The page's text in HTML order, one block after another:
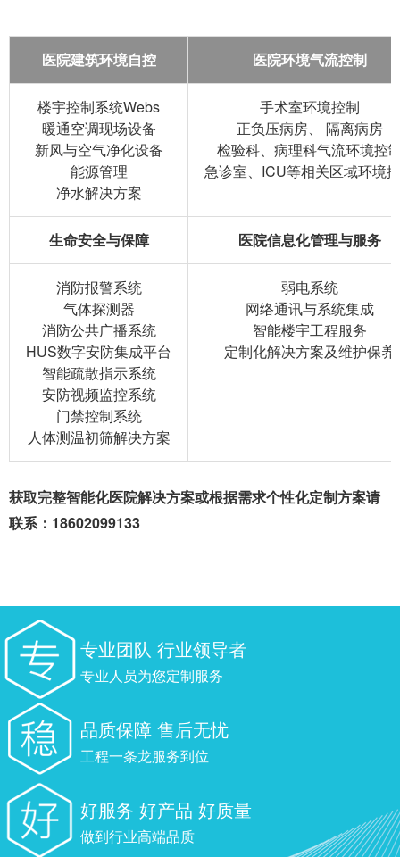
医院建筑环境自控 医院环境气流控制
楼宇控制系统Webs
暖通空调现场设备
新风与空气净化设备
能源管理
净水解决方案
手术室环境控制
正负压病房、 隔离病房
检验科、病理科气流环境控
急诊室、ICU等相关区域环境
生命安全与保障 医院信息化管理与服务
消防报警系统
气体探测器
消防公共广播系统
HUS数字安防集成平台
智能疏散指示系统
安防视频监控系统
门禁控制系统
人体测温初筛解决方案
弱电系统
网络通讯与系统集成
智能楼宇工程服务
定制化解决方案及维护保养
获取完整智能化医院解决方案或根据需求个性化定制方案请
联系：18602099133
专业团队 行业领导者
专业人员为您定制服务
品质保障 售后无忧
工程一条龙服务到位
好服务 好产品 好质量
做到行业高端品质